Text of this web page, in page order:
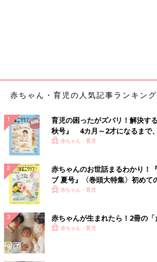
・粉チーズ…小さじ1/2
・だし汁…1/2カップ
・水溶き片栗粉…少々
作り方
（1）ゆでうどんは湯通しして2～4cm長さに
んは小さめのいちょう切りにする。ミックス
凍して粗くつぶす。
（2）ボウルに卵黄、牛乳を入れて、卵黄をつ
わせる。
（3）小鍋にだし汁、（1）を入れて野菜がや
て、（2）を加えて混ぜる。水溶き片栗粉を加
け、器に盛り、粉チーズをふる。
赤ちゃん・育児の人気記事ランキング
育児の困ったがズバリ！解決す
秋号』 4カ月～2才になるまで
いっぱい！
赤ちゃん・育児
赤ちゃんのお世話まるわかり！
ブ 夏号』〈巻頭大特集〉初めて
く！ おっぱい・ミルクの基本と
赤ちゃん・育児
赤ちゃんが生まれたら！2冊の「
赤ちゃん・育児